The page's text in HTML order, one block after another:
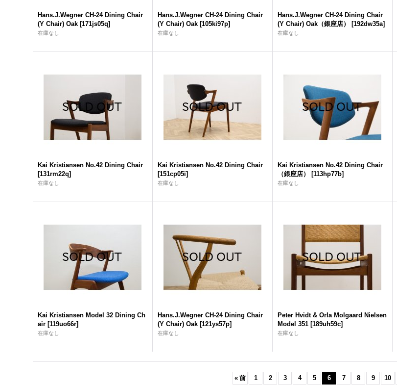
Hans.J.Wegner CH-24 Dining Chair
(Y Chair) Oak [171js05q]
在庫なし
Hans.J.Wegner CH-24 Dining Chair
(Y Chair) Oak [105ki97p]
在庫なし
Hans.J.Wegner CH-24 Dining Chair
(Y Chair) Oak（銀座店）
[192dw35a]
在庫なし
Kai Kristiansen No.42 Dining Chair
[131rm22q]
在庫なし
Kai Kristiansen No.42 Dining Chair
[151cp05i]
在庫なし
Kai Kristiansen No.42 Dining Chair
（銀座店）
[113hp77b]
在庫なし
Kai Kristiansen Model 32 Dining Ch
air [119uo66r]
在庫なし
Hans.J.Wegner CH-24 Dining Chair
(Y Chair) Oak [121ys57p]
在庫なし
Peter Hvidt & Orla Molgaard Nielsen
Model 351 [189uh59c]
在庫なし
« 前 1 2 3 4 5 6 7 8 9 10